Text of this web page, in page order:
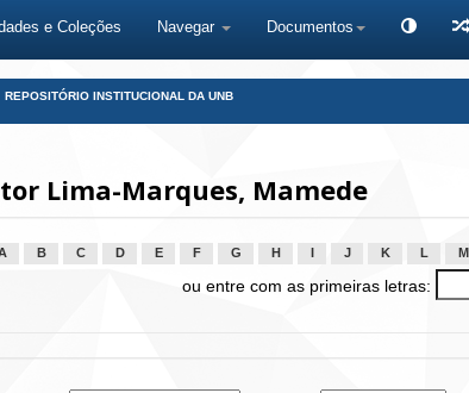
e Coleções Navegar Documentos
REPOSITÓRIO INSTITUCIONAL DA UNB
Lima-Marques, Mamede
B C D E F G H J K L M
ou entre com as primeiras letras: